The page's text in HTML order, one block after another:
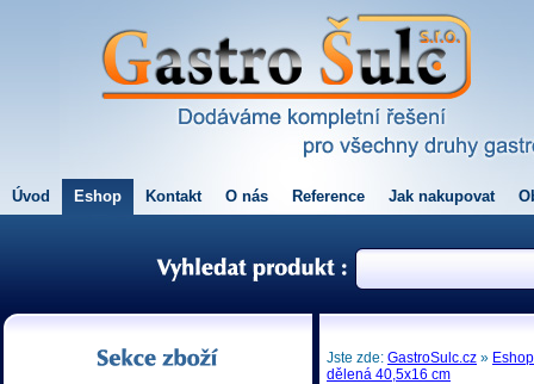
Úvod Eshop Kontakt O nás Reference Jak nakupovat
Jste zde:GastroSulc.cz » Eshop
dělená 40,5x16 cm